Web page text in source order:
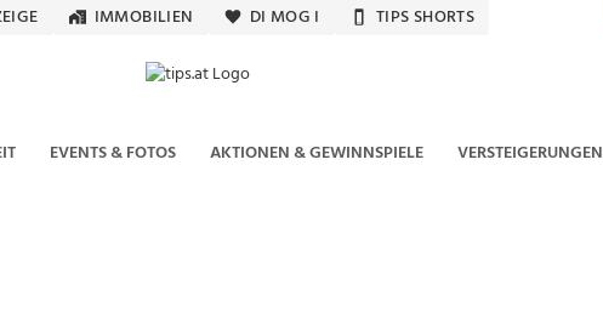
IMMOBILIEN DI MOG I TIPS SHORTS
EVENTS & FOTOS AKTIONEN & GEWINNSPIELE VERSTEIGERUNGEN